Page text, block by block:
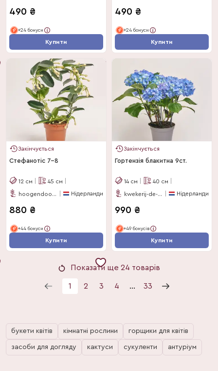
490 ₴
+24 бонуси
Купити
490 ₴
+24 бонуси
Купити
Закінчується
Стефанотіс 7-8
12 см 45 см
hoogendoorn-stephanotis Нідерланди
880 ₴
+44 бонуси
Купити
Закінчується
Гортензія блакитна 9ст.
14 см 40 см
kwekerij-de-stadsweiden Нідерланди
990 ₴
+49 бонусів
Купити
Показати ще 24 товарів
1 2 3 4 ... 33
букети квітів кімнатні рослини горщики для квітів
засоби для догляду кактуси сукуленти антуріум